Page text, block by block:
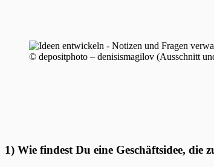
© depositphoto – denisismagilov (Ausschnitt
1) Wie findest Du eine Geschäftsidee, die